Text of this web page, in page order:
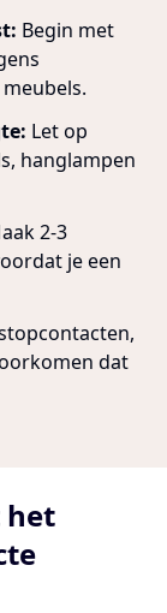
Begin met
Let op
hanglampen
2-3
je een
dat
het